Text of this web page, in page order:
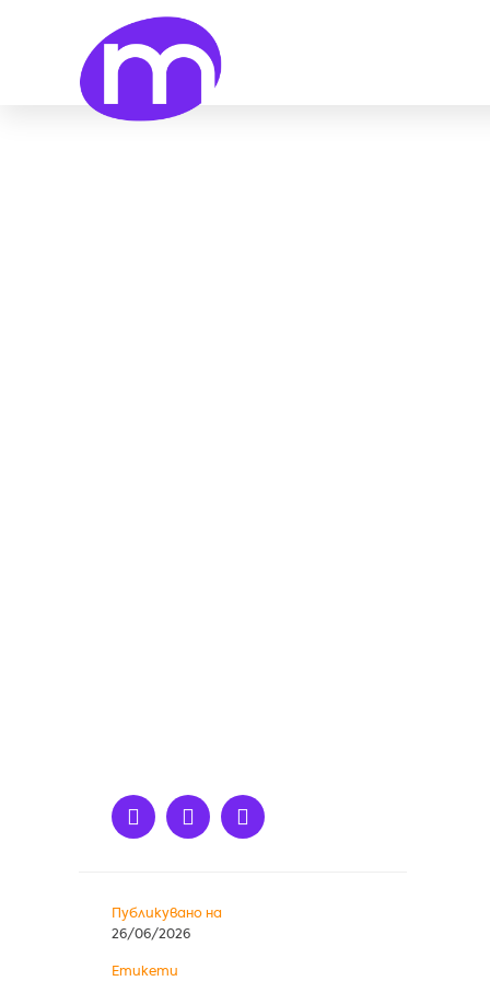
Публикувано на
26/06/2026
Етикети